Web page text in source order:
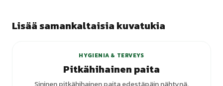
Lisää samankaltaisia kuvatukia
HYGIENIA & TERVEYS
Pitkähihainen paita